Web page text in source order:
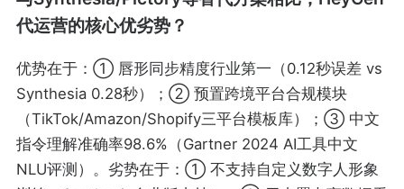
代运营的核心优劣势？
优势在于：① 唇形同步精度行业第一（0.12秒误差 vs
Synthesia 0.28秒）；② 预置跨境平台合规模块
（TikTok/Amazon/Shopify三平台模板库）；③ 中文
指令理解准确率98.6%（Gartner 2024 AI工具中文
NLU评测）。劣势在于：① 不支持自定义数字人形象